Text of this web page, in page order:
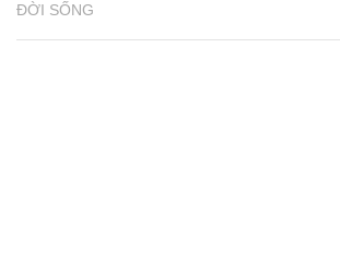
ĐỜI SỐNG